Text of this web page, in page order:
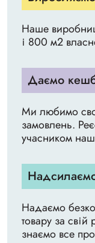
Наше
і 800 м2
Даємо
Ми любимо
замовлень.
учасником
Надаємо
товару за свій
знаємо все